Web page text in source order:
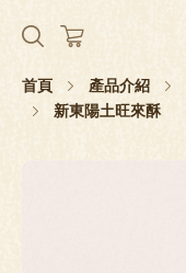
首頁 產品介紹
新東陽土旺來酥